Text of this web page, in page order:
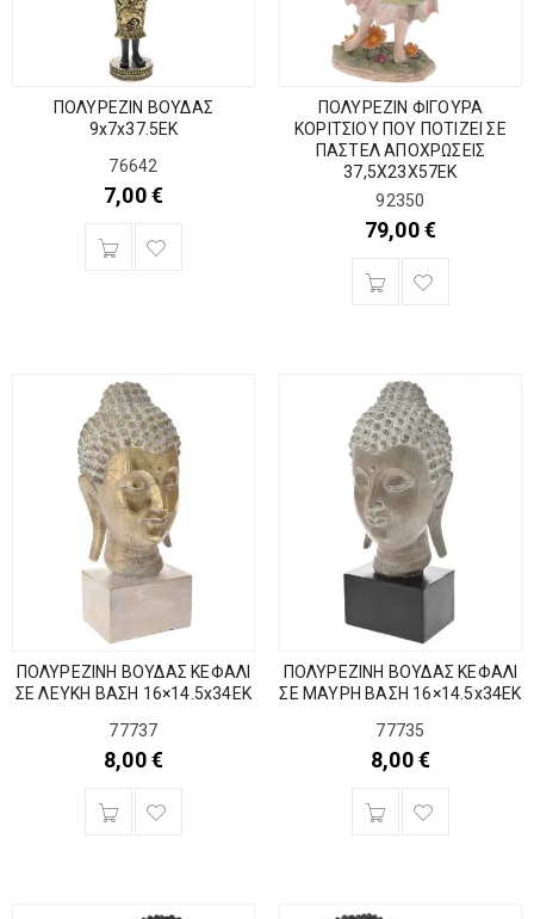
ΠΟΛΥΡΕΖΙΝ ΒΟΥΔΑΣ
9x7x37.5EK
76642
7,00€
ΠΟΛΥΡΕΖΙΝ ΦΙΓΟΥΡΑ
ΚΟΡΙΤΣΙΟΥ ΠΟΥ ΠΟΤΙΖΕΙ ΣΕ
ΠΑΣΤΕΛ ΑΠΟΧΡΩΣΕΙΣ
37,5Χ23Χ57ΕΚ
92350
79,00€
ΠΟΛΥΡΕΖΙΝΗ ΒΟΥΔΑΣ ΚΕΦΑΛΙ
ΣΕ ΛΕΥΚΗ ΒΑΣΗ 16×14.5x34EK
77737
8,00€
ΠΟΛΥΡΕΖΙΝΗ ΒΟΥΔΑΣ ΚΕΦΑΛΙ
ΣΕ ΜΑΥΡΗ ΒΑΣΗ 16×14.5x34EK
77735
8,00€